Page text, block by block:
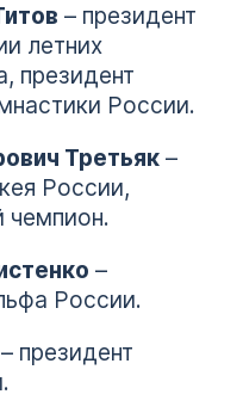
– президент
летних
президент
России.
Третьяк –
России,
чемпион.
–
России.
– президент